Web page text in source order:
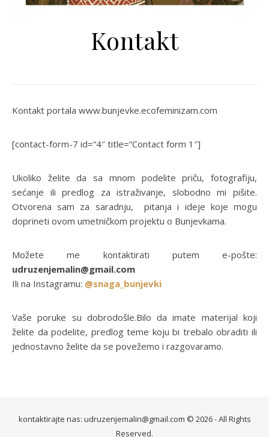
Kontakt
Kontakt portala www.bunjevke.ecofeminizam.com
[contact-form-7 id=“4″ title=“Contact form 1″]
Ukoliko želite da sa mnom podelite priču, fotografiju,
sećanje ili predlog za istraživanje, slobodno mi pišite.
Otvorena sam za saradnju, pitanja i ideje koje mogu
doprineti ovom umetničkom projektu o Bunjevkama.
Možete me kontaktirati putem e-pošte:
udruzenjemalin@gmail.com
Ili na Instagramu: @snaga_bunjevki
Vaše poruke su dobrodošle.Bilo da imate materijal koji
želite da podelite, predlog teme koju bi trebalo obraditi ili
jednostavno želite da se povežemo i razgovaramo.
kontaktirajte nas: udruzenjemalin@gmail.com © 2026 - All Rights
Reserved.